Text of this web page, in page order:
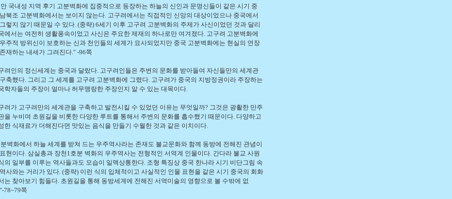
국내성 지역 후기 고분벽화에 집중적으로 등장하는 하늘의 신인과 문명신들이 같은 시기 중
북조 고분벽화에서는 보이지 않는다. 고구려에서는 직접적인 신앙의 대상이었으나 중국에서
렇지 않기 때문일 수 있다. (중략) 6세기 이후 고구려 고분벽화의 주제가 사신이었던 것과 달리
에서는 여전히 생활풍속이었고 사신은 주요한 제재의 하나로만 여겨졌다. 고구려 고분벽화에
주적 방위신이 보호하는 신과 천인들의 세계가 묘사되었지만 중국 고분벽화에는 현실의 연장
재하는 내세가 그려진다." -96쪽
려인의 정신세계는 중국과 달랐다. 고구려인들은 주변의 문화를 받아들여 자신들만의 세계관
축했다. 그리고 그 세계를 고구려 고분벽화에 그렸다. 고구려가 중국의 지방정권이라 주장하는
학자들의 주장이 얼마나 허무맹랑한 주장인지 알 수 있는 대목이다.
려가 고구려만의 세계관을 구축하고 발전시킬 수 있었던 이유는 무엇일까? 그것은 광활한 만주
을 누비며 초원길을 비롯한 다양한 루트를 통해서 주변의 문화를 흡수했기 때문이다. 다양하고
한 식재료가 더해진다면 맛있는 음식을 만들기 수월한 것과 같은 이치이다.
벽화에서 하늘 세계를 받쳐 드는 우주역사라는 존재도 불교문화와 함께 동방에 전해진 관념이
현이다. 삼실총과 장천1호분 벽화의 우주역사는 전형적인 서역계 인물이다. 간다라 불교 사원
의 일부를 이루는 역사들과도 모습이 일맥상통한다. 조형 특징상 중국 한나라 시기 비단그림 속
사와는 거리가 있다. (중략) 이런 식의 입체적이고 사실적인 인물 표현을 같은 시기 중국의 회화
는 찾아보기 힘들다. 초원길을 통해 동방세계에 전해진 서역미술의 영향으로 볼 수밖에 없
78~79쪽